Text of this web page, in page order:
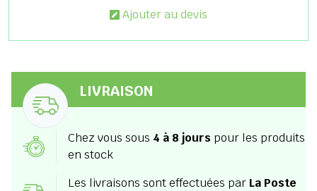
Ajouter au devis
LIVRAISON
Chez vous sous 4 à 8 jours pour les produits
en stock
Les livraisons sont effectuées par La Poste